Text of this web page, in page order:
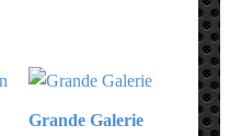
Grande Galerie